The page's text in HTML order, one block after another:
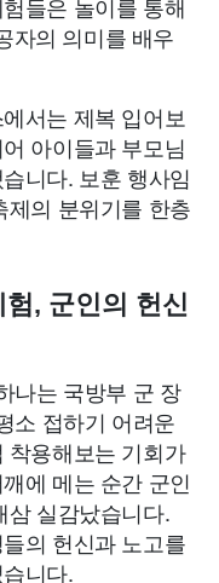
자의 의미를 배우
서는 제복 입어보
아이들과 부모님
니다. 보훈 행사임
의 분위기를 한층
, 군인의 헌신
나는 국방부 군 장
소 접하기 어려운
착용해보는 기회가
에 메는 순간 군인
삼 실감났습니다.
의 헌신과 노고를
니다.